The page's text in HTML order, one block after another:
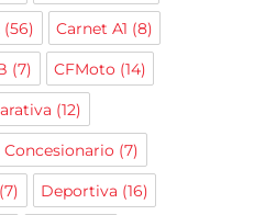
(56) Carnet A1 (8)
(7) CFMoto (14)
(12)
Concesionario (7)
(7) Deportiva (16)